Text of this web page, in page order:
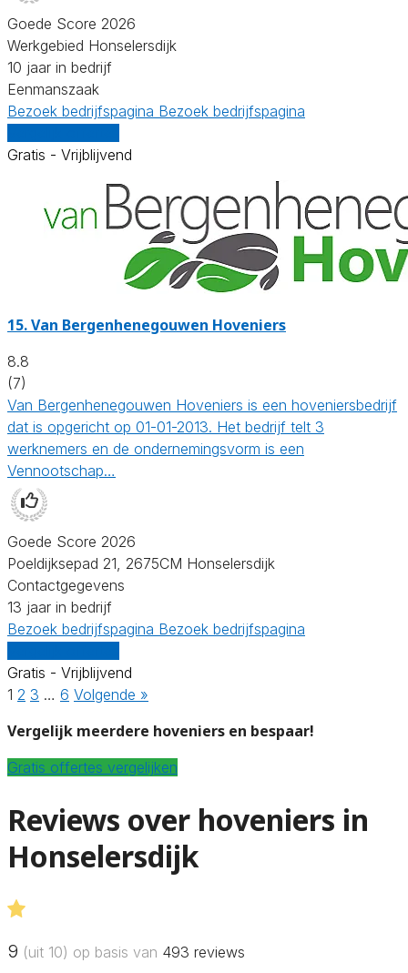
Goede Score 2026
Werkgebied Honselersdijk
10 jaar in bedrijf
Eenmanszaak
Bezoek bedrijfspagina Bezoek bedrijfspagina
Gratis - Vrijblijvend
15.Van Bergenhenegouwen Hoveniers
8.8
(7)
Van Bergenhenegouwen Hoveniers is een hoveniersbedrijf
dat is opgericht op 01-01-2013. Het bedrijf telt 3
werknemers en de ondernemingsvorm is een
Vennootschap…
Goede Score 2026
Poeldijksepad 21, 2675CM Honselersdijk
Contactgegevens
13 jaar in bedrijf
Bezoek bedrijfspagina Bezoek bedrijfspagina
Gratis - Vrijblijvend
1 2 3 … 6 Volgende »
Vergelijk meerdere hoveniers en bespaar!
Gratis offertes vergelijken
Reviews over hoveniers in
Honselersdijk
9 (uit 10) op basis van 493 reviews